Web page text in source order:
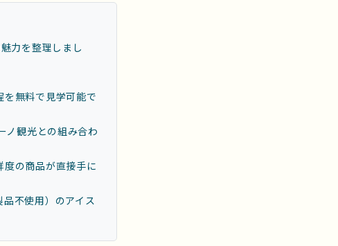
力を整理しまし
を無料で見学可能で
ノ観光との組み合わ
の商品が直接手に
不使用）のアイス